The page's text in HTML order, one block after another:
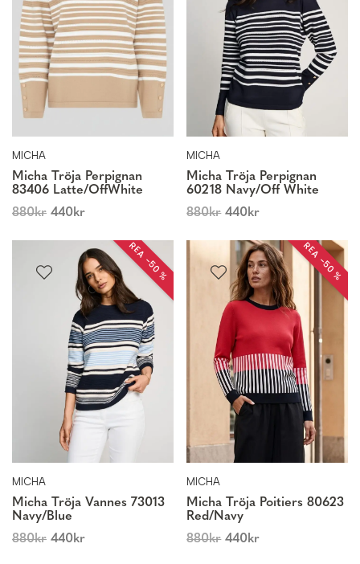
MICHA
Micha Tröja Perpignan
83406 Latte/OffWhite
880kr 440kr
MICHA
Micha Tröja Perpignan
60218 Navy/Off White
880kr 440kr
REA −50 %
MICHA
Micha Tröja Vannes 73013
Navy/Blue
880kr 440kr
REA −50 %
MICHA
Micha Tröja Poitiers 80623
Red/Navy
880kr 440kr